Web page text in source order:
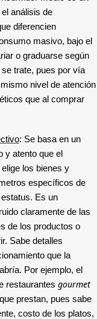
análisis de
diferencien
masivo, bajo el
o graduarse según
trate, pues por vía
nivel de atención
que al comprar
: Se basa en un
y atento que el
los bienes y
específicos de
Es un
claramente de las
de los productos o
Sabe detalles
que la
Por ejemplo, el
restaurantesgourmet
prestan, pues sabe
costo de los platos,